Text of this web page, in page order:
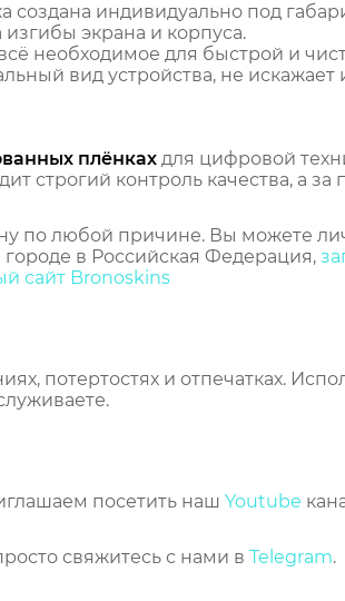
создана индивидуально под
экрана и корпуса.
необходимое для быстрой и
вид устройства, не
плёнках для цифровой
строгий контроль качества, а
по любой причине. Вы можете
в Российская Федерация,
сайт Bronoskins
потертостях и отпечатках.
посетить наш Youtube
свяжитесь с нами в Telegram.